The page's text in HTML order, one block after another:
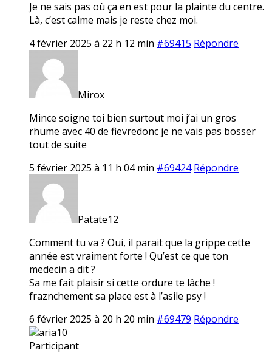
Je ne sais pas où ça en est pour la plainte du centre.
Là, c’est calme mais je reste chez moi.
4 février 2025 à 22 h 12 min #69415 Répondre
Mirox
Mince soigne toi bien surtout moi j’ai un gros
rhume avec 40 de fievredonc je ne vais pas bosser
tout de suite
5 février 2025 à 11 h 04 min #69424 Répondre
Patate12
Comment tu va ? Oui, il parait que la grippe cette
année est vraiment forte ! Qu’est ce que ton
medecin a dit ?
Sa me fait plaisir si cette ordure te lâche !
fraznchement sa place est à l’asile psy !
6 février 2025 à 20 h 20 min #69479 Répondre
aria10
Participant